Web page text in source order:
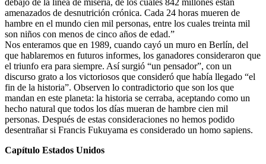
amenazados de desnutrición crónica. Cada 24 horas mueren de
hambre en el mundo cien mil personas, entre los cuales treinta mil
son niños con menos de cinco años de edad.”
Nos enteramos que en 1989, cuando cayó un muro en Berlín, del
que hablaremos en futuros informes, los ganadores consideraron que
el triunfo era para siempre. Así surgió “un pensador”, con un
discurso grato a los victoriosos que consideró que había llegado “el
fin de la historia”. Observen lo contradictorio que son los que
mandan en este planeta: la historia se cerraba, aceptando como un
hecho natural que todos los días mueran de hambre cien mil
personas. Después de estas consideraciones no hemos podido
desentrañar si Francis Fukuyama es considerado un homo sapiens.
Capítulo Estados Unidos